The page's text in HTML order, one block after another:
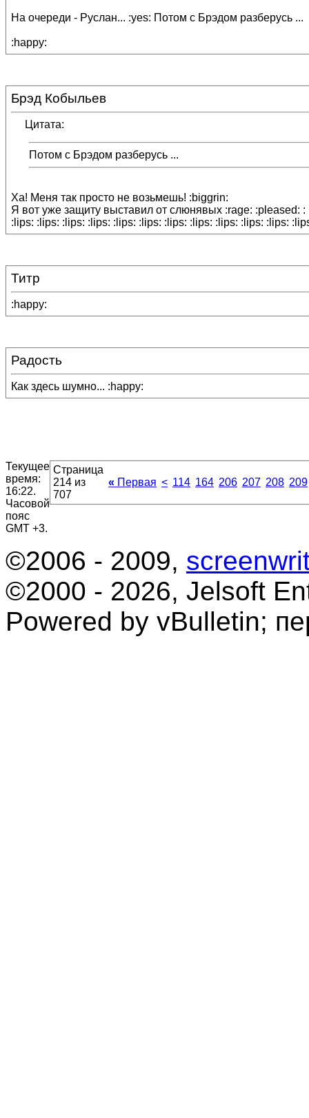
На очереди - Руслан... :yes: Потом с Брэдом разберусь ...
:happy:
Брэд Кобыльев
Цитата:
Потом с Брэдом разберусь ...
Ха! Меня так просто не возьмешь! :biggrin:
Я вот уже защиту выставил от слюнявых :rage: :pleased: :
:lips: :lips: :lips: :lips: :lips: :lips: :lips: :lips: :lips: :lips: :lips:
Титр
:happy:
Радость
Как здесь шумно... :happy:
Текущее
время:
16:22.
Часовой
пояс
GMT +3.
Страница
214 из
707
« Первая < 114 164 206 207 208 209
©2006 - 2009,
©2000 - 2026, Jelsoft
Powered by vBulletin;